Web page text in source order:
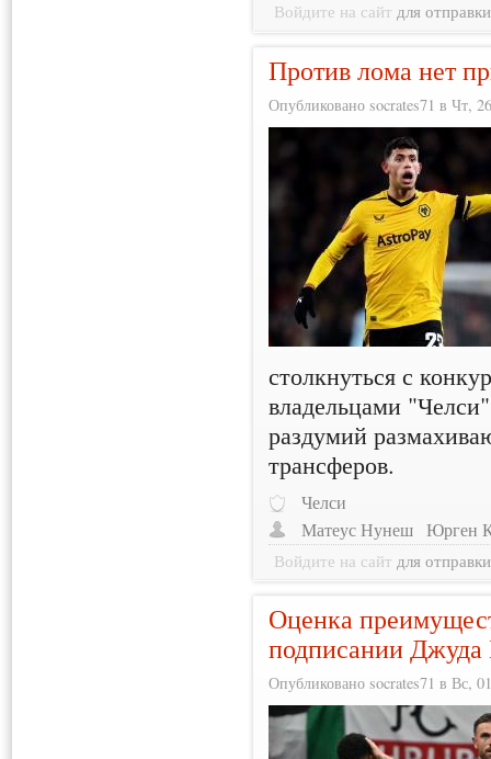
Войдите на сайт для
Против лома нет
Опубликовано socrates71 в Чт,
столкнуться с
владельцами
раздумий
трансферов.
Челси
Матеус Нунеш Юрген
Войдите на сайт для
Оценка
подписании Джуда
Опубликовано socrates71 в Вс,